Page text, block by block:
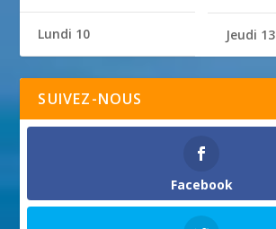
Lundi 10 Jeudi 13
SUIVEZ-NOUS
Facebook